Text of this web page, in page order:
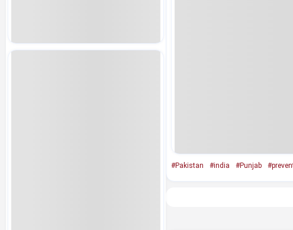
#Pakistan #india #Punjab